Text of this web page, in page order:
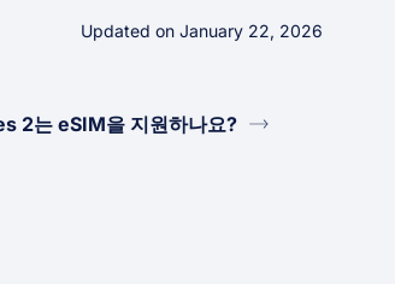
Updated on January 22, 2026
2는 eSIM을 지원하나요?